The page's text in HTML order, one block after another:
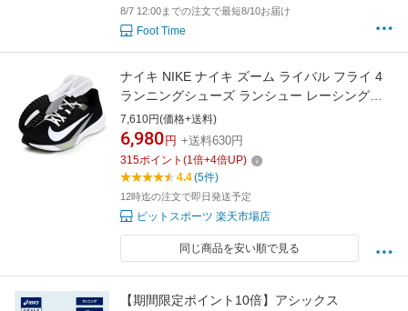
8/7 12:00までの注文で最短8/10お届け
Foot Time
ナイキ NIKE ナイキ ズーム ライバル フライ 4
ランニングシューズ ランシュー レーシングシ
ューズ24HO (FV6040-001)
7,610円(価格+送料)
6,980 円 +送料630円
315ポイント (1倍+4倍UP)
4.4(5件)
12時迄の注文で即日発送予定
ピットスポーツ 楽天市場店
同じ商品を安い順で見る
【期間限定ポイント10倍】アシックス